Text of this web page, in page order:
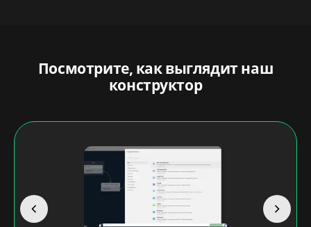
Посмотрите, как выглядит наш
конструктор